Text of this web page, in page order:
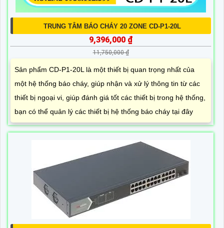
TRUNG TÂM BÁO CHÁY 20 ZONE CD-P1-20L
9,396,000 ₫
11,750,000 ₫
Sản phẩm CD-P1-20L là một thiết bị quan trọng nhất của
một hệ thống báo cháy, giúp nhận và xử lý thông tin từ các
thiết bị ngoại vi, giúp đánh giá tốt các thiết bị trong hệ thống,
bạn có thể quản lý các thiết bị hệ thống báo cháy tại đây